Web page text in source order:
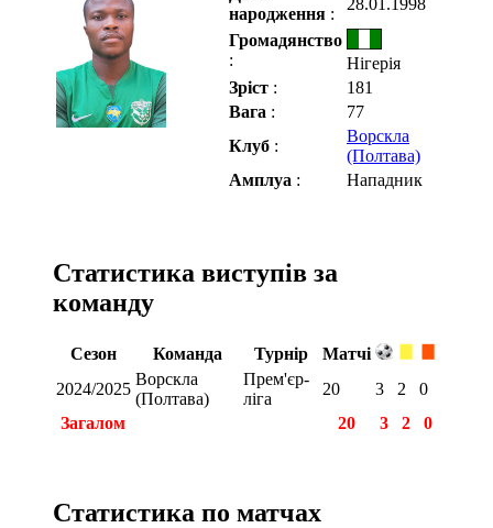
народження :
Громадянство
:
Нігерія
Зріст :
181
Вага :
77
Клуб :
Ворскла
(Полтава)
Амплуа : Нападник
Статистика виступів за
команду
Сезон Команда Турнір
Матчі
2024/2025
Ворскла
(Полтава)
Прем'єр-
ліга
20 3 2
0
Загалом
20 3 2 0
Статистика по матчах